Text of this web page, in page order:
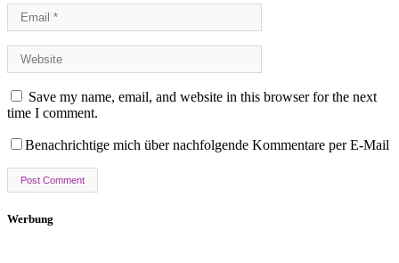
Save my name, email, and website in this browser for the next
time I comment.
Benachrichtige mich über nachfolgende Kommentare per E-Mail
Werbung